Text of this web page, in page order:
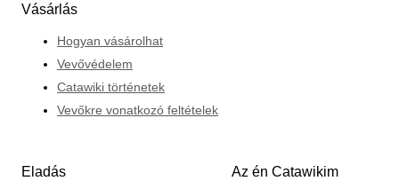
Vásárlás
Hogyan vásárolhat
Vevővédelem
Catawiki történetek
Vevőkre vonatkozó feltételek
Eladás Az én Catawikim